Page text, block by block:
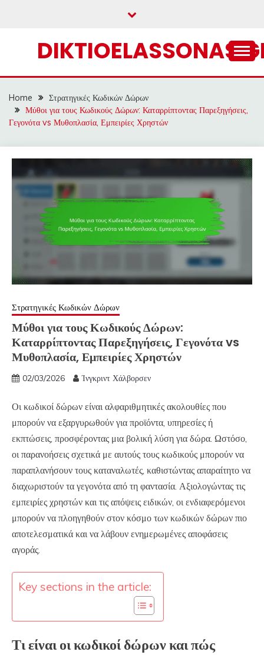
Home
Στρατηγικές Κωδικών Δώρων
Μύθοι για τους Κωδικούς Δώρων: Καταρρίπτοντας Παρεξηγήσεις,
Γεγονότα vs Μυθοπλασία, Εμπειρίες Χρηστών
Στρατηγικές Κωδικών Δώρων
Μύθοι για τους Κωδικούς Δώρων:
Καταρρίπτοντας Παρεξηγήσεις, Γεγονότα vs
Μυθοπλασία, Εμπειρίες Χρηστών
02/03/2026 Ίνγκριντ Χάλβορσεν
Οι κωδικοί δώρων είναι αλφαριθμητικές ακολουθίες που
μπορούν να εξαργυρωθούν για προϊόντα, υπηρεσίες ή
εκπτώσεις, προσφέροντας μια βολική λύση για δώρα. Ωστόσο,
οι παρανοήσεις σχετικά με αυτούς τους κωδικούς μπορούν να
παραπλανήσουν τους καταναλωτές, καθιστώντας απαραίτητο να
διαχωριστούν τα γεγονότα από τη φαντασία. Αξιολογώντας τις
εμπειρίες χρηστών και τις απόψεις ειδικών, οι ενδιαφερόμενοι
μπορούν να πλοηγηθούν στον κόσμο των κωδικών δώρων πιο
αποτελεσματικά και να λάβουν ενημερωμένες αποφάσεις
αγοράς.
Key sections in the article:
Τι είναι οι κωδικοί δώρων και πώς